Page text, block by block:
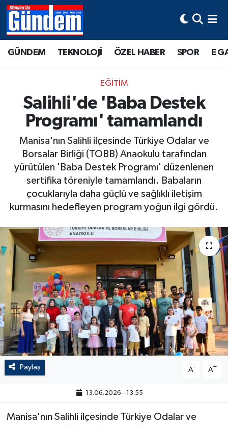
GÜNDEM TEKNOLOJİ ÖZEL HABER SPOR E
EĞİTİM
Salihli'de 'Baba Destek
Programı' tamamlandı
Manisa'nın Salihli ilçesinde Türkiye Odalar ve
Borsalar Birliği (TOBB) Anaokulu tarafından
yürütülen 'Baba Destek Programı' düzenlenen
sertifika töreniyle tamamlandı. Babaların
çocuklarıyla daha güçlü ve sağlıklı iletişim
kurmasını hedefleyen program yoğun ilgi gördü.
Paylaş A- A+
13.06.2026 - 13:55
Manisa'nın Salihli ilçesinde Türkiye Odalar ve
Manisa Hava Durumu
Tüm Manşetler
Son Dakika Haberleri
Haber Arşivi